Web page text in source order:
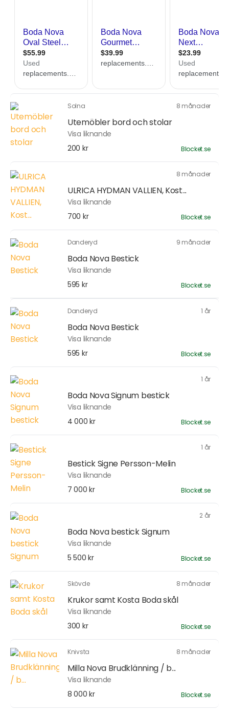
Solna 8 månader
Utemöbler bord och stolar
Visa liknande
200 kr
Blocket.se
8 månader
ULRICA HYDMAN VALLIEN, Kost...
Visa liknande
700 kr
Blocket.se
Danderyd 9 månader
Boda Nova Bestick
Visa liknande
595 kr
Blocket.se
Danderyd 1 år
Boda Nova Bestick
Visa liknande
595 kr
Blocket.se
1 år
Boda Nova Signum bestick
Visa liknande
4 000 kr
Blocket.se
1 år
Bestick Signe Persson-Melin
Visa liknande
7 000 kr
Blocket.se
2 år
Boda Nova bestick Signum
Visa liknande
5 500 kr
Blocket.se
Skövde 8 månader
Krukor samt Kosta Boda skål
Visa liknande
300 kr
Blocket.se
Knivsta 8 månader
Milla Nova Brudklänning / b...
Visa liknande
8 000 kr
Blocket.se